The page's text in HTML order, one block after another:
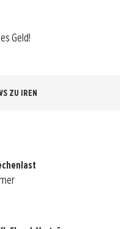
Geld!
ZU IREN